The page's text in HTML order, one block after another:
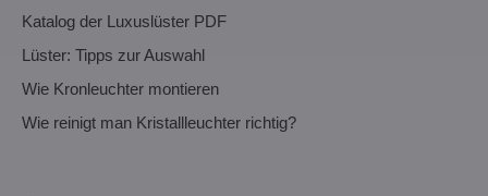
Katalog der Luxuslüster PDF
Lüster: Tipps zur Auswahl
Wie Kronleuchter montieren
Wie reinigt man Kristallleuchter richtig?